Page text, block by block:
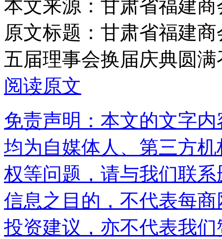
本文来源：甘肃省福建商
原文标题： 甘肃省福建
五届理事会换届庆典圆满
阅读原文
免责声明：本文的文字
均为自媒体人、第三方
权等问题，请与我们联
信息之目的，不代表每
投资建议，亦不代表我